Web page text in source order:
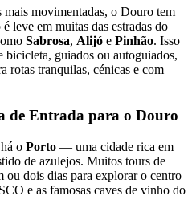
mais movimentadas, o Douro tem
leve em muitas das estradas do
Sabrosa, Alijó e Pinhão. Isso
bicicleta, guiados ou autoguiados,
rotas tranquilas, cénicas e com
de Entrada para o Douro
o Porto — uma cidade rica em
de azulejos. Muitos tours de
ou dois dias para explorar o centro
e as famosas caves de vinho do